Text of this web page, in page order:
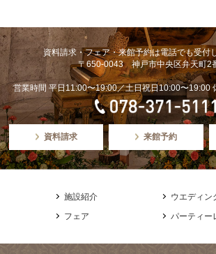
資料請求・フェア・来館予約は電話でも受付
〒650-0043 神戸市中央区弁天町2
営業時間 平日11:00〜19:00／土日祝日10:00〜19:00
資料請求 来館予約
施設紹介
ウエディン
フェア
パーティー